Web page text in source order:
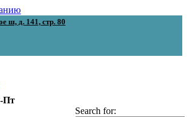
ш, д. 141, стр. 80
Пт
Search for: